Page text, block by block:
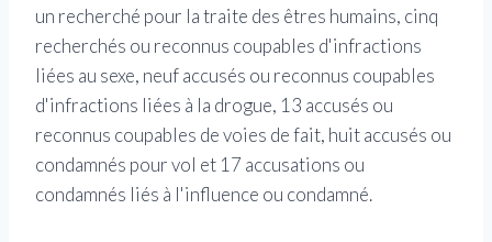
un recherché pour la traite des êtres humains, cinq
recherchés ou reconnus coupables d'infractions
liées au sexe, neuf accusés ou reconnus coupables
d'infractions liées à la drogue, 13 accusés ou
reconnus coupables de voies de fait, huit accusés ou
condamnés pour vol et 17 accusations ou
condamnés liés à l'influence ou condamné.